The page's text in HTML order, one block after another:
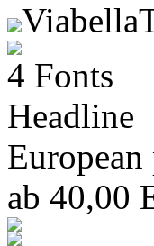
4 Fonts
Headline
ab 40,00